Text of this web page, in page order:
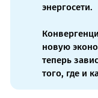
энергосети.
новую
теперь
того, где и